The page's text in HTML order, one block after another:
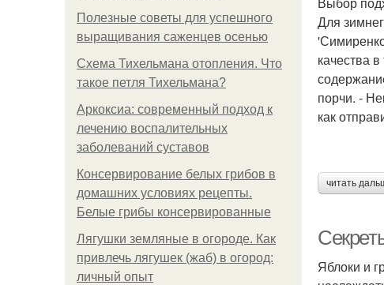
Полезные советы для успешного
выращивания саженцев осенью
Схема Тихельмана отопления. Что
такое петля Тихельмана?
Аркоксиа: современный подход к
лечению воспалительных
заболеваний суставов
Консервирование белых грибов в
домашних условиях рецепты.
Белые грибы консервированные
Лягушки земляные в огороде. Как
привлечь лягушек (жаб) в огород:
личный опыт
Для
качества
порчи. -
как
читать
Яблоки и